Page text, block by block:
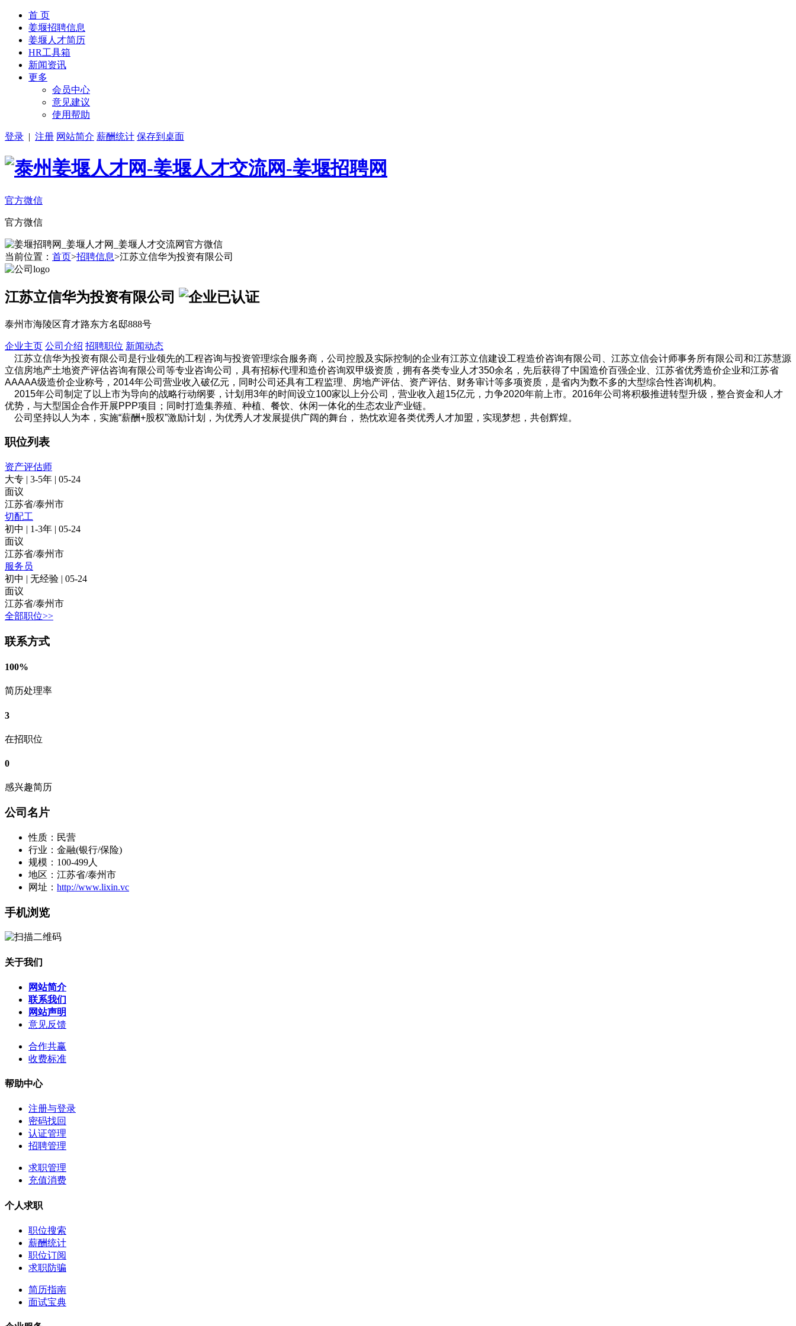
首 页
姜堰招聘信息
姜堰人才简历
HR工具箱
新闻资讯
更多
会员中心
意见建议
使用帮助
登录 | 注册 网站简介 薪酬统计 保存到桌面
官方微信
官方微信
当前位置： 首页>招聘信息>江苏立信华为投资有限公司
江苏立信华为投资有限公司
泰州市海陵区育才路东方名邸888号
企业主页 公司介绍 招聘职位 新闻动态
江苏立信华为投资有限公司是行业领先的工程咨询与投资管理综合服务商，公司控股及实际控制的企业有江苏立信建设工程造价咨询有限公司、江苏立信会计师事务所有限公司和江苏慧源
立信房地产土地资产评估咨询有限公司等专业咨询公司，具有招标代理和造价咨询双甲级资质，拥有各类专业人才350余名，先后获得了中国造价百强企业、江苏省优秀造价企业和江苏省
AAAAA级造价企业称号，2014年公司营业收入破亿元，同时公司还具有工程监理、房地产评估、资产评估、财务审计等多项资质，是省内为数不多的大型综合性咨询机构。
2015年公司制定了以上市为导向的战略行动纲要，计划用3年的时间设立100家以上分公司，营业收入超15亿元，力争2020年前上市。2016年公司将积极推进转型升级，整合资金和人才
优势，与大型国企合作开展PPP项目；同时打造集养殖、种植、餐饮、休闲一体化的生态农业产业链。
公司坚持以人为本，实施“薪酬+股权”激励计划，为优秀人才发展提供广阔的舞台， 热忱欢迎各类优秀人才加盟，实现梦想，共创辉煌。
职位列表
资产评估师
大专 | 3-5年 | 05-24
面议
江苏省/泰州市
切配工
初中 | 1-3年 | 05-24
面议
江苏省/泰州市
服务员
初中 | 无经验 | 05-24
面议
江苏省/泰州市
全部职位>>
联系方式
100%
简历处理率
3
在招职位
0
感兴趣简历
公司名片
性质：民营
行业：金融(银行/保险)
规模：100-499人
地区：江苏省/泰州市
网址： http://www.lixin.vc
手机浏览
关于我们
网站简介
联系我们
网站声明
意见反馈
合作共赢
收费标准
帮助中心
注册与登录
密码找回
认证管理
招聘管理
求职管理
充值消费
个人求职
职位搜索
薪酬统计
职位订阅
求职防骗
简历指南
面试宝典